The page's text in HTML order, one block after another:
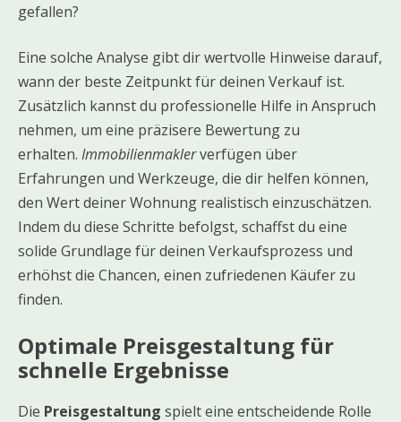
gefallen?
Eine solche Analyse gibt dir wertvolle Hinweise darauf,
wann der beste Zeitpunkt für deinen Verkauf ist.
Zusätzlich kannst du professionelle Hilfe in Anspruch
nehmen, um eine präzisere Bewertung zu
erhalten. Immobilienmaklerverfügen über
Erfahrungen und Werkzeuge, die dir helfen können,
den Wert deiner Wohnung realistisch einzuschätzen.
Indem du diese Schritte befolgst, schaffst du eine
solide Grundlage für deinen Verkaufsprozess und
erhöhst die Chancen, einen zufriedenen Käufer zu
finden.
Optimale Preisgestaltung für
schnelle Ergebnisse
Die Preisgestaltung spielt eine entscheidende Rolle